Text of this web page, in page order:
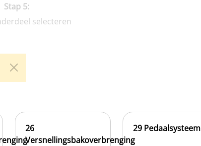
Stap 5:
selecteren
26
Versnellingsbakoverbrenging
29 Pedaalsysteem